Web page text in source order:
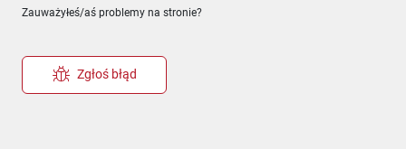
Zauważyłeś/aś problemy na stronie?
Zgłoś błąd